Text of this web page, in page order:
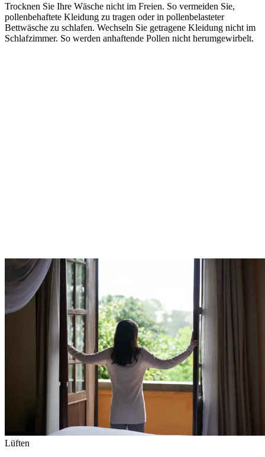
Trocknen Sie Ihre Wäsche nicht im Freien. So vermeiden Sie,
pollenbehaftete Kleidung zu tragen oder in pollenbelasteter
Bettwäsche zu schlafen. Wechseln Sie getragene Kleidung nicht im
Schlafzimmer. So werden anhaftende Pollen nicht herumgewirbelt.
Lüften